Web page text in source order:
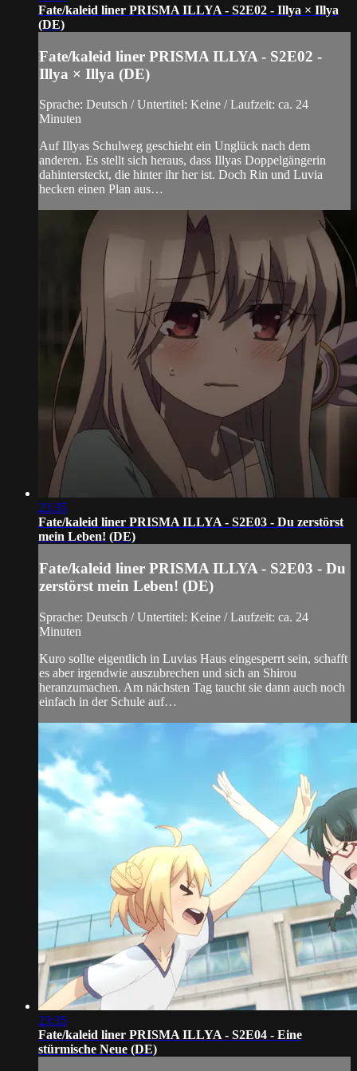
Fate/kaleid liner PRISMA ILLYA - S2E02 - Illya × Illya
(DE)
Fate/kaleid liner PRISMA ILLYA - S2E02 -
Illya × Illya (DE)
Sprache: Deutsch / Untertitel: Keine / Laufzeit: ca. 24
Minuten
Auf Illyas Schulweg geschieht ein Unglück nach dem
anderen. Es stellt sich heraus, dass Illyas Doppelgängerin
dahintersteckt, die hinter ihr her ist. Doch Rin und Luvia
hecken einen Plan aus…
23:35
Fate/kaleid liner PRISMA ILLYA - S2E03 - Du zerstörst
mein Leben! (DE)
Fate/kaleid liner PRISMA ILLYA - S2E03 - Du
zerstörst mein Leben! (DE)
Sprache: Deutsch / Untertitel: Keine / Laufzeit: ca. 24
Minuten
Kuro sollte eigentlich in Luvias Haus eingesperrt sein, schafft
es aber irgendwie auszubrechen und sich an Shirou
heranzumachen. Am nächsten Tag taucht sie dann auch noch
einfach in der Schule auf…
23:35
Fate/kaleid liner PRISMA ILLYA - S2E04 - Eine
stürmische Neue (DE)